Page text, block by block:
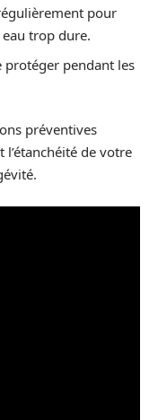
pour
trop dure.
pendant les
préventives
de votre